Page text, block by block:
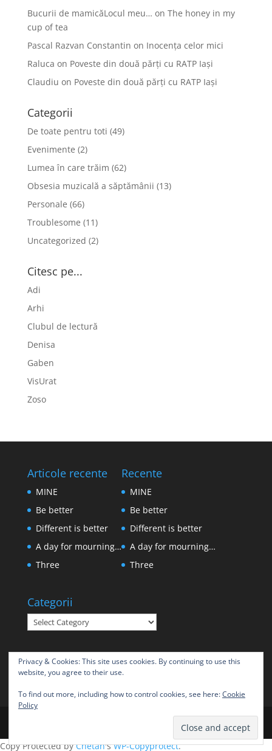
Bucurii de mamicăLocul meu… on The honey in my
cup of tea
Pascal Razvan Constantin on Inocența celor mici
Raluca on Poveste din două părți cu RATP Iași
Claudiu on Poveste din două părți cu RATP Iași
Categorii
De toate pentru toti (49)
Evenimente (2)
Lumea în care trăim (62)
Obsesia muzicală a săptămânii (13)
Personale (66)
Troublesome (11)
Uncategorized (2)
Citesc pe...
Adi
Arhi
Clubul de lectură
Denisa
Gaben
VisUrat
Zoso
Articole recente
MINE
Be better
Different is better
A day for mourning…
Three
Recente
MINE
Be better
Different is better
A day for mourning…
Three
Categorii
Categorii
Copy Protected byChetan'sWP-Copyprotect.
Privacy & Cookies: This site uses cookies. By continuing to use this
website, you agree to their use.
To find out more, including how to control cookies, see here:Cookie
Policy